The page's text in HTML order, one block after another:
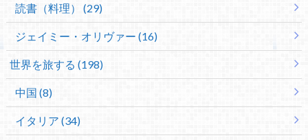
読書（料理） (29)
ジェイミー・オリヴァー (16)
世界を旅する (198)
中国 (8)
イタリア (34)